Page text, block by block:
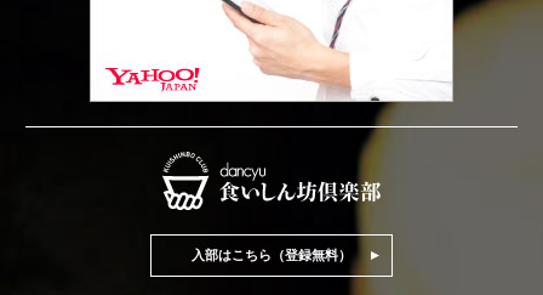
入部はこちら（登録無料）